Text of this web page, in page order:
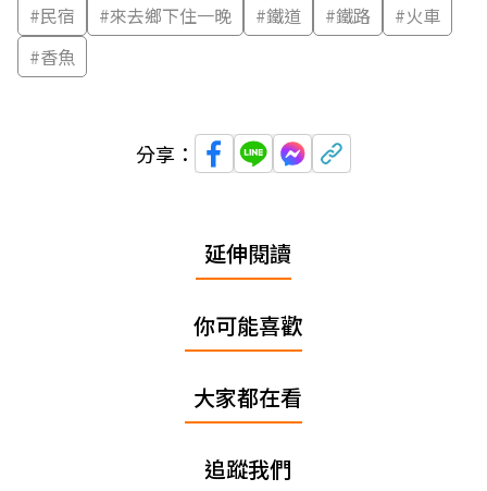
#民宿 #來去鄉下住一晚 #鐵道 #鐵路 #火車
#香魚
分享：
延伸閱讀
你可能喜歡
大家都在看
追蹤我們